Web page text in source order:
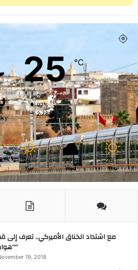
25℃
28º - 23º
92%
2.78 km/h
26 ℃
Tue
29 ℃
Wed
26 ℃
Thu
مع اشتداد الخناق الأميركي.. تعرف إلى
“هواوي”
19, 2018